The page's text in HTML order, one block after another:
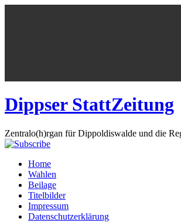
Dippser StattZeitung
Zentralo(h)rgan für Dippoldiswalde und die
Home
Wahlen
Beilage
Titelbilder
Impressum
Datenschutzerklärung